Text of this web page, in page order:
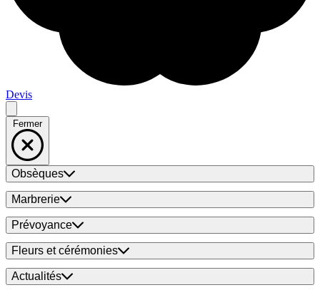
Devis
Fermer
Obsèques
Marbrerie
Prévoyance
Fleurs et cérémonies
Actualités